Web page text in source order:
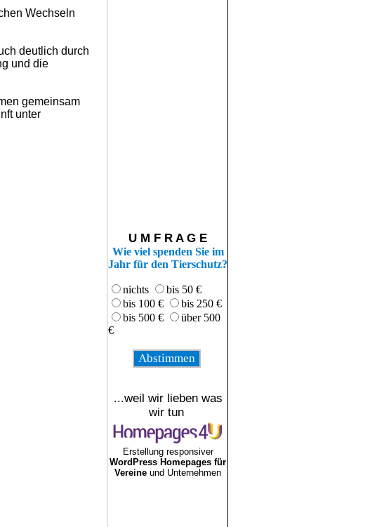
Wechseln
deutlich durch
und die
gemeinsam
unter
U M F R A G E
Wie viel spenden Sie im
Jahr für den Tierschutz?
nichts
bis 50 €
bis 100 €
bis 250 €
bis 500 €
über 500
€
...weil wir lieben was
wir tun
Erstellung responsiver
WordPress Homepages für
Vereine und Unternehmen